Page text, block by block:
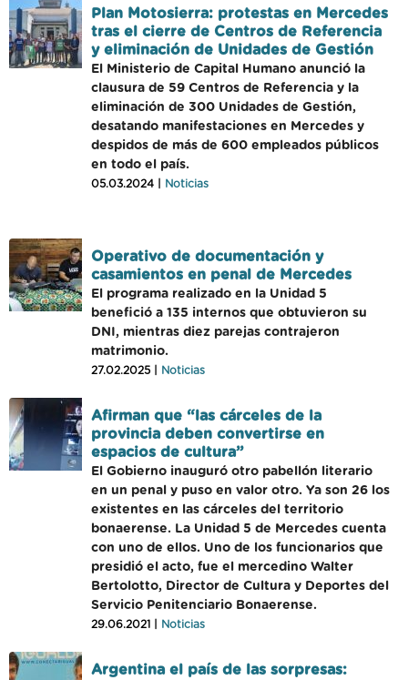
Plan Motosierra: protestas en Mercedes
tras el cierre de Centros de Referencia
y eliminación de Unidades de Gestión
El Ministerio de Capital Humano anunció la
clausura de 59 Centros de Referencia y la
eliminación de 300 Unidades de Gestión,
desatando manifestaciones en Mercedes y
despidos de más de 600 empleados públicos
en todo el país.
05.03.2024 | Noticias
Operativo de documentación y
casamientos en penal de Mercedes
El programa realizado en la Unidad 5
benefició a 135 internos que obtuvieron su
DNI, mientras diez parejas contrajeron
matrimonio.
27.02.2025 | Noticias
Afirman que “las cárceles de la
provincia deben convertirse en
espacios de cultura”
El Gobierno inauguró otro pabellón literario
en un penal y puso en valor otro. Ya son 26 los
existentes en las cárceles del territorio
bonaerense. La Unidad 5 de Mercedes cuenta
con uno de ellos. Uno de los funcionarios que
presidió el acto, fue el mercedino Walter
Bertolotto, Director de Cultura y Deportes del
Servicio Penitenciario Bonaerense.
29.06.2021 | Noticias
Argentina el país de las sorpresas: